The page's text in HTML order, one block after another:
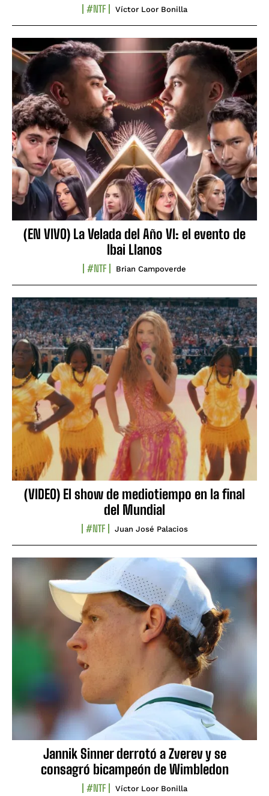
#NTF Víctor Loor Bonilla
(EN VIVO) La Velada del Año VI: el evento de
Ibai Llanos
#NTF Brian Campoverde
(VIDEO) El show de mediotiempo en la final
del Mundial
#NTF Juan José Palacios
Jannik Sinner derrotó a Zverev y se
consagró bicampeón de Wimbledon
#NTF Víctor Loor Bonilla